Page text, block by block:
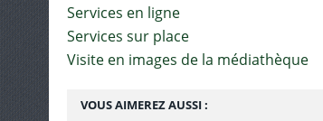
VOUS AIMEREZ AUSSI :
Services en ligne
Services sur place
Visite en images de la médiathèque